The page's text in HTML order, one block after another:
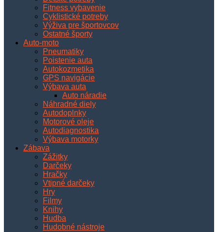
Fitness vybavenie
Cyklistické potreby
Výživa pre športovcov
Ostatné športy
Auto-moto
Pneumatiky
Poistenie auta
Autokozmetika
GPS navigácie
Výbava auta
Auto náradie
Náhradné diely
Autodoplnky
Motorové oleje
Autodiagnostika
Výbava motorky
Zábava
Zážitky
Darčeky
Hračky
Vtipné darčeky
Hry
Filmy
Knihy
Hudba
Hudobné nástroje